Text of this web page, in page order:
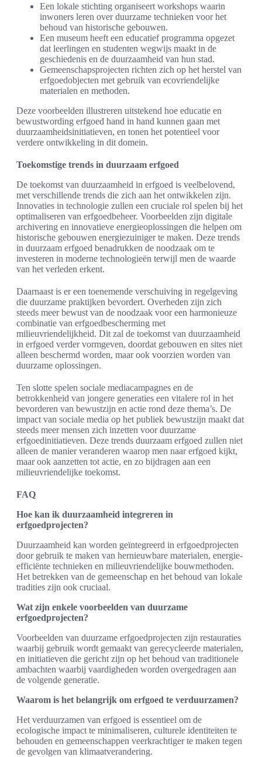
Een lokale stichting organiseert workshops waarin
inwoners leren over duurzame technieken voor het
behoud van historische gebouwen.
Een museum heeft een educatief programma opgezet
dat leerlingen en studenten wegwijs maakt in de
geschiedenis en de duurzaamheid van hun stad.
Gemeenschapsprojecten richten zich op het herstel van
erfgoedobjecten met gebruik van ecovriendelijke
materialen en methoden.
Deze voorbeelden illustreren uitstekend hoe educatie en
bewustwording erfgoed hand in hand kunnen gaan met
duurzaamheidsinitiatieven, en tonen het potentieel voor
verdere ontwikkeling in dit domein.
Toekomstige trends in duurzaam erfgoed
De toekomst van duurzaamheid in erfgoed is veelbelovend,
met verschillende trends die zich aan het ontwikkelen zijn.
Innovaties in technologie zullen een cruciale rol spelen bij het
optimaliseren van erfgoedbeheer. Voorbeelden zijn digitale
archivering en innovatieve energieoplossingen die helpen om
historische gebouwen energiezuiniger te maken. Deze trends
in duurzaam erfgoed benadrukken de noodzaak om te
investeren in moderne technologieën terwijl men de waarde
van het verleden erkent.
Daarnaast is er een toenemende verschuiving in regelgeving
die duurzame praktijken bevordert. Overheden zijn zich
steeds meer bewust van de noodzaak voor een harmonieuze
combinatie van erfgoedbescherming met
milieuvriendelijkheid. Dit zal de toekomst van duurzaamheid
in erfgoed verder vormgeven, doordat gebouwen en sites niet
alleen beschermd worden, maar ook voorzien worden van
duurzame oplossingen.
Ten slotte spelen sociale mediacampagnes en de
betrokkenheid van jongere generaties een vitalere rol in het
bevorderen van bewustzijn en actie rond deze thema’s. De
impact van sociale media op het publiek bewustzijn maakt dat
steeds meer mensen zich inzetten voor duurzame
erfgoedinitiatieven. Deze trends duurzaam erfgoed zullen niet
alleen de manier veranderen waarop men naar erfgoed kijkt,
maar ook aanzetten tot actie, en zo bijdragen aan een
milieuvriendelijke toekomst.
FAQ
Hoe kan ik duurzaamheid integreren in
erfgoedprojecten?
Duurzaamheid kan worden geïntegreerd in erfgoedprojecten
door gebruik te maken van hernieuwbare materialen, energie-
efficiënte technieken en milieuvriendelijke bouwmethoden.
Het betrekken van de gemeenschap en het behoud van lokale
tradities zijn ook cruciaal.
Wat zijn enkele voorbeelden van duurzame
erfgoedprojecten?
Voorbeelden van duurzame erfgoedprojecten zijn restauraties
waarbij gebruik wordt gemaakt van gerecycleerde materialen,
en initiatieven die gericht zijn op het behoud van traditionele
ambachten waarbij vaardigheden worden overgedragen aan
de volgende generatie.
Waarom is het belangrijk om erfgoed te verduurzamen?
Het verduurzamen van erfgoed is essentieel om de
ecologische impact te minimaliseren, culturele identiteiten te
behouden en gemeenschappen veerkrachtiger te maken tegen
de gevolgen van klimaatverandering.